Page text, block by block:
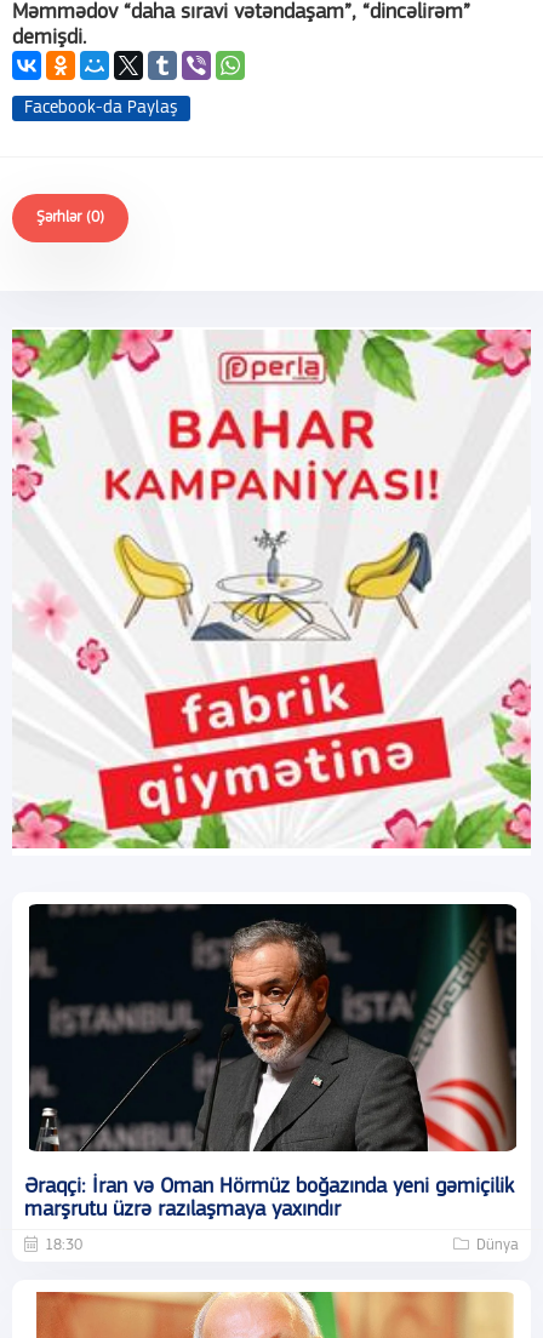
Məmmədov “daha sıravi vətəndaşam”, “dincəlirəm”
demişdi.
Facebook-da Paylaş
Şərhlər (0)
Əraqçi: İran və Oman Hörmüz boğazında yeni gəmiçilik
marşrutu üzrə razılaşmaya yaxındır
18:30 Dünya